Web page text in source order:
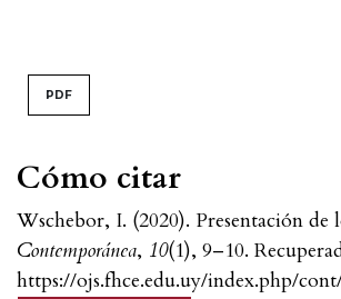
Cómo citar
Wschebor, I. (2020). Presentación de
Contemporánea, 10(1), 9–10.
https://ojs.fhce.edu.uy/index.php/
PDF